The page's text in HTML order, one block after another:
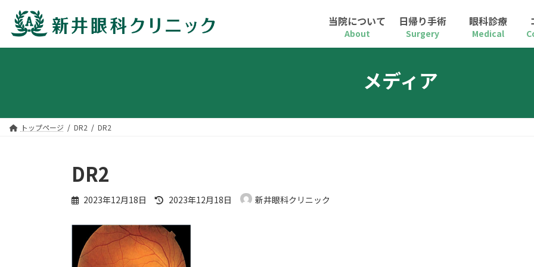
コ
へ
ナ
ョ
当院について
About
日帰り手術
Surgery
眼科診療
Medical
メディア
トップページ DR2 DR2
DR2
2023年12月18日
最
新
日
時
2023年12月18日 新井眼科クリニック